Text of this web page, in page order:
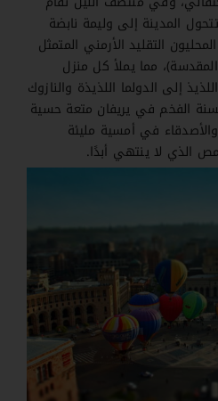
تتحول المدينة إلى وليمة نابضة
التقليد الأرمني المتمثل
مما يملأ كل منزل
إلى الدولما اللذيذة والنازوك
الفخم في يريفان متعة حسية
في أمسية مليئة
الذي لا ينتهي أبدًا.